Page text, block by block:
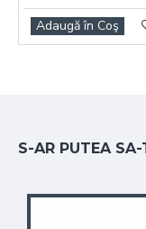
Dimensiune
Adaugă în Coş
S-AR PUTEA